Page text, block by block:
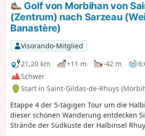
Golf von Morbihan von
(Zentrum) nach Sarzeau
Banastère)
Visorando-Mitglied
21,20 km
+11 m -42 m
Schwer
Start in Saint-Gildas-de-Rhuys
Etappe 4 der 5-tägigen Tour um die
dieser schönen Wanderung entdecken
Strände der Südküste der Halbinsel